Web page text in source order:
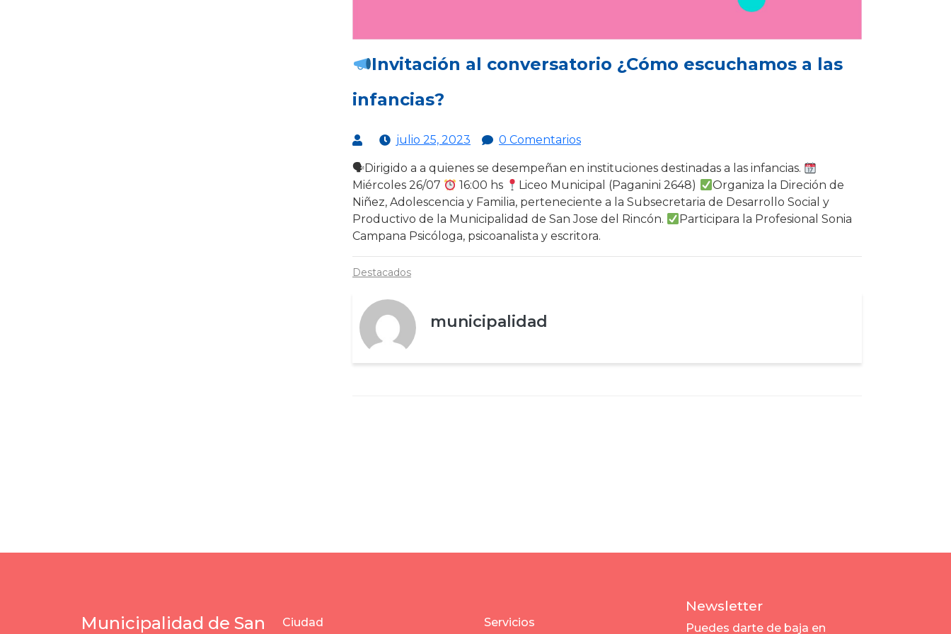
Invitación al conversatorio ¿Cómo escuchamos a las
infancias?
julio 25, 2023 0 Comentarios
🗣Dirigido a a quienes se desempeñan en instituciones destinadas a las infancias.
Miércoles 26/07
16:00 hs Liceo Municipal (Paganini 2648)
Organiza la Direción de
Niñez, Adolescencia y Familia, perteneciente a la Subsecretaria de Desarrollo Social y
Productivo de la Municipalidad de San Jose del Rincón.
Participara la Profesional Sonia
Campana Psicóloga, psicoanalista y escritora.
Destacados
municipalidad
Municipalidad de San
Ciudad Servicios
Newsletter
Puedes darte de baja en